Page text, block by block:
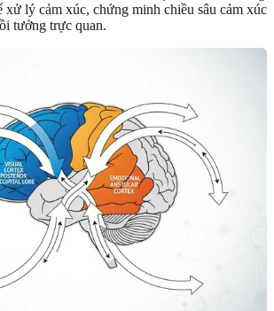
xử lý cảm xúc, chứng minh chiều sâu cảm xúc
tưởng trực quan.